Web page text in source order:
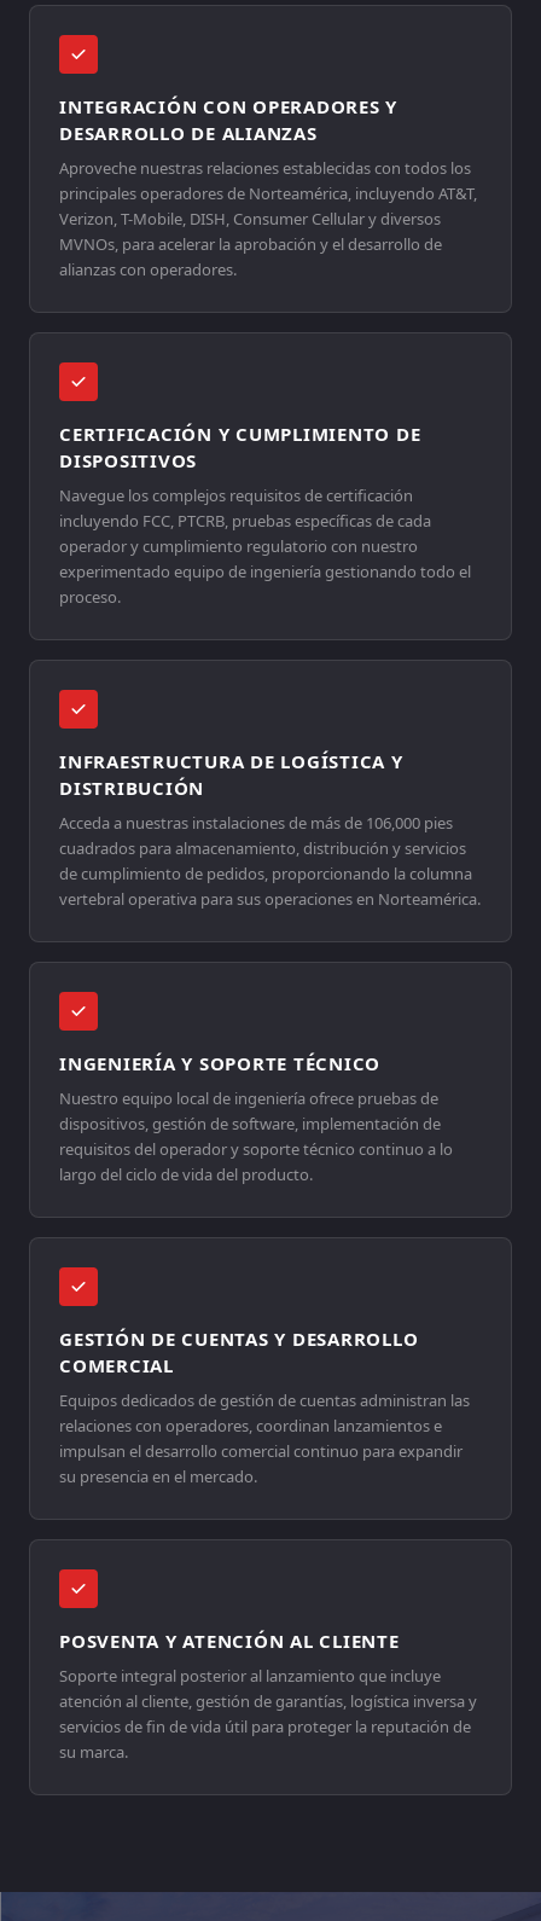
INTEGRACIÓN CON OPERADORES Y
DESARROLLO DE ALIANZAS
Aproveche nuestras relaciones establecidas con todos los
principales operadores de Norteamérica, incluyendo AT&T,
Verizon, T-Mobile, DISH, Consumer Cellular y diversos
MVNOs, para acelerar la aprobación y el desarrollo de
alianzas con operadores.
CERTIFICACIÓN Y CUMPLIMIENTO DE
DISPOSITIVOS
Navegue los complejos requisitos de certificación
incluyendo FCC, PTCRB, pruebas específicas de cada
operador y cumplimiento regulatorio con nuestro
experimentado equipo de ingeniería gestionando todo el
proceso.
INFRAESTRUCTURA DE LOGÍSTICA Y
DISTRIBUCIÓN
Acceda a nuestras instalaciones de más de 106,000 pies
cuadrados para almacenamiento, distribución y servicios
de cumplimiento de pedidos, proporcionando la columna
vertebral operativa para sus operaciones en Norteamérica.
INGENIERÍA Y SOPORTE TÉCNICO
Nuestro equipo local de ingeniería ofrece pruebas de
dispositivos, gestión de software, implementación de
requisitos del operador y soporte técnico continuo a lo
largo del ciclo de vida del producto.
GESTIÓN DE CUENTAS Y DESARROLLO
COMERCIAL
Equipos dedicados de gestión de cuentas administran las
relaciones con operadores, coordinan lanzamientos e
impulsan el desarrollo comercial continuo para expandir
su presencia en el mercado.
POSVENTA Y ATENCIÓN AL CLIENTE
Soporte integral posterior al lanzamiento que incluye
atención al cliente, gestión de garantías, logística inversa y
servicios de fin de vida útil para proteger la reputación de
su marca.